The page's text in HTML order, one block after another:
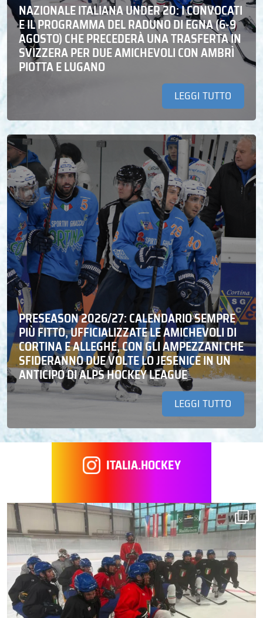
NAZIONALE ITALIANA UNDER 20: I CONVOCATI
E IL PROGRAMMA DEL RADUNO DI EGNA (6-9
AGOSTO) CHE PRECEDERÀ UNA TRASFERTA IN
SVIZZERA PER DUE AMICHEVOLI CON AMBRÌ
PIOTTA E LUGANO
LEGGI TUTTO
PRESEASON 2026/27: CALENDARIO SEMPRE
PIÙ FITTO, UFFICIALIZZATE LE AMICHEVOLI DI
CORTINA E ALLEGHE, CON GLI AMPEZZANI CHE
SFIDERANNO DUE VOLTE LO JESENICE IN UN
ANTICIPO DI ALPS HOCKEY LEAGUE
LEGGI TUTTO
ITALIA.HOCKEY